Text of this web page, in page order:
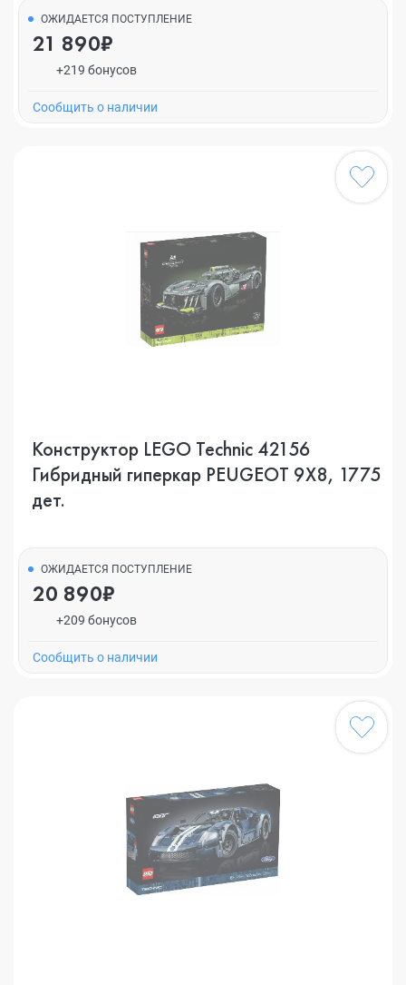
ОЖИДАЕТСЯ ПОСТУПЛЕНИЕ
21 890₽
+219 бонусов
Cообщить о наличии
Конструктор LEGO Technic 42156
Гибридный гиперкар PEUGEOT 9X8, 1775
дет.
ОЖИДАЕТСЯ ПОСТУПЛЕНИЕ
20 890₽
+209 бонусов
Cообщить о наличии